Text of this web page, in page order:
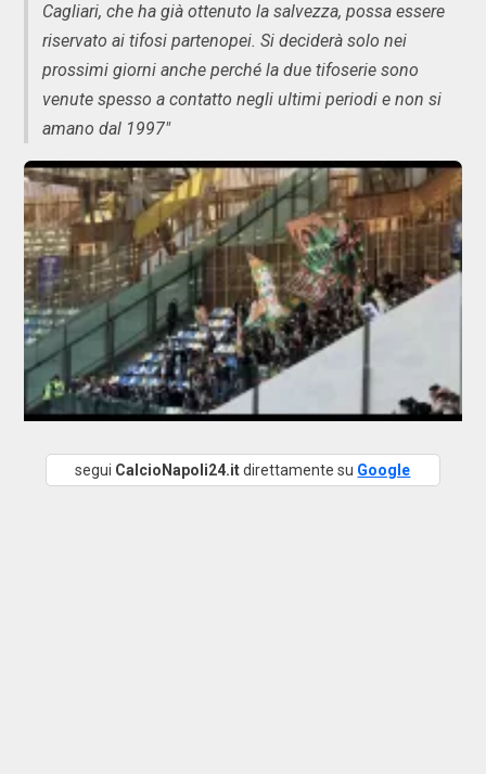
Cagliari, che ha già ottenuto la salvezza, possa essere
riservato ai tifosi partenopei. Si deciderà solo nei
prossimi giorni anche perché la due tifoserie sono
venute spesso a contatto negli ultimi periodi e non si
amano dal 1997"
segui CalcioNapoli24.itdirettamente su Google